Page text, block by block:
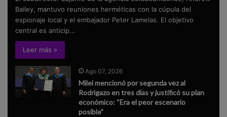
Bailey, mantuvo reuniones herméticas con la cúpula del
espionaje local y el embajador Peter Lamelas. El objetivo
central es anticip...
Leer más »
Ago 07, 2026
Milei mencionó por segunda vez al
Rodrigazo en tres días y justificó su plan
económico: “Era el peor escenario
posible”